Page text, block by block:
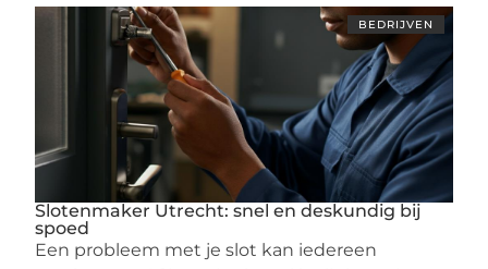
BEDRIJVEN
Slotenmaker Utrecht: snel en deskundig bij
spoed
Een probleem met je slot kan iedereen